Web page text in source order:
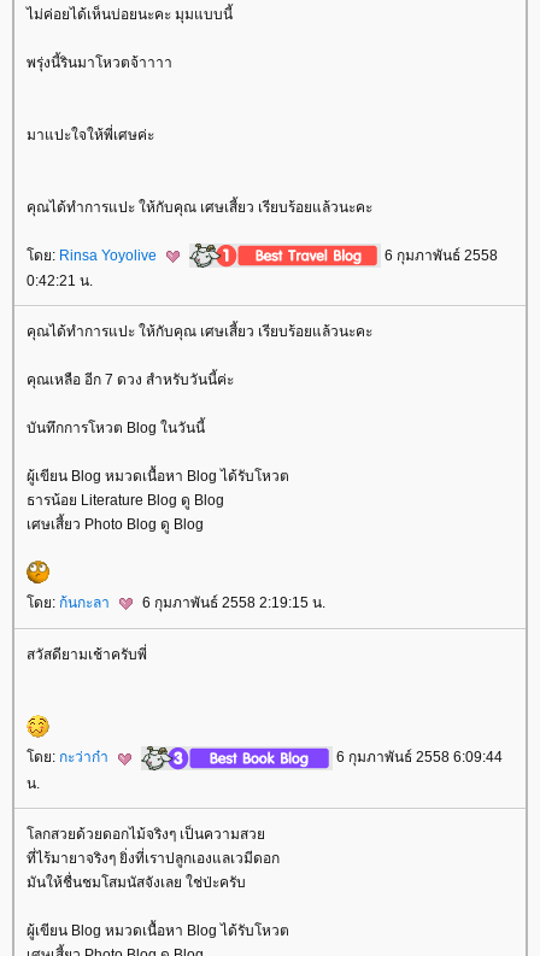
ไม่ค่อยได้เห็นบ่อยนะคะ มุมแบบนี้
พรุ่งนี้รินมาโหวตจ้าาาา
มาแปะใจให้พี่เศษค่ะ
คุณได้ทำการแปะ ให้กับคุณ เศษเสี้ยว เรียบร้อยแล้วนะคะ
ดย: Rinsa Yoyolive
6 กุมภาพันธ์ 2558
0:42:21 น.
คุณได้ทำการแปะ ให้กับคุณ เศษเสี้ยว เรียบร้อยแล้วนะคะ
คุณเหลือ อีก 7 ดวง สำหรับวันนี้ค่ะ
บันทึกการโหวต Blog ในวันนี้
ผู้เขียน Blog หมวดเนื้อหา Blog ได้รับโหวต
ธารน้อย Literature Blog ดู Blog
เศษเสี้ยว Photo Blog ดู Blog
ดย: ก้นกะลา 6 กุมภาพันธ์ 2558 2:19:15 น.
สวัสดียามเช้าครับพี่
ดย: กะว่าก๋า
6 กุมภาพันธ์ 2558 6:09:44
น.
ลกสวยด้วยดอกไม้จริงๆ เป็นความสว
ที่ไร้มายาจริงๆ ยิ่งที่เราปลูกเองแลเวมีดอก
มันให้ชื่นชมโสมนัสจังเลย ใช่ป่ะครับ
ผู้เขียน Blog หมวดเนื้อหา Blog ได้รับโหวต